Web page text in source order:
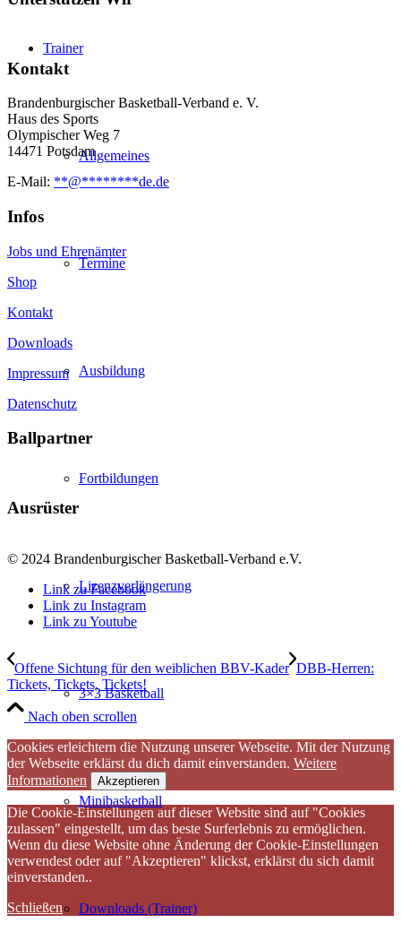
Trainer
Allgemeines
Termine
Ausbildung
Fortbildungen
Lizenzverlängerung
3×3 Basketball
Minibasketball
Downloads (Trainer)
Kontakt
Brandenburgischer Basketball-Verband e. V.
Haus des Sports
Olympischer Weg 7
14471 Potsdam
E-Mail: **@********de.de
Infos
Jobs und Ehrenämter
Shop
Kontakt
Downloads
Impressum
Datenschutz
Ballpartner
Ausrüster
© 2024 Brandenburgischer Basketball-Verband e.V.
Link zu Facebook
Link zu Instagram
Link zu Youtube
Offene Sichtung für den weiblichen BBV-Kader DBB-Herren:
Tickets, Tickets, Tickets!
Nach oben scrollen
Cookies erleichtern die Nutzung unserer Webseite. Mit der Nutzung
der Webseite erklärst du dich damit einverstanden. Weitere
Informationen
Akzeptieren
Die Cookie-Einstellungen auf dieser Website sind auf "Cookies
zulassen" eingestellt, um das beste Surferlebnis zu ermöglichen.
Wenn du diese Website ohne Änderung der Cookie-Einstellungen
verwendest oder auf "Akzeptieren" klickst, erklärst du sich damit
einverstanden..
Schließen